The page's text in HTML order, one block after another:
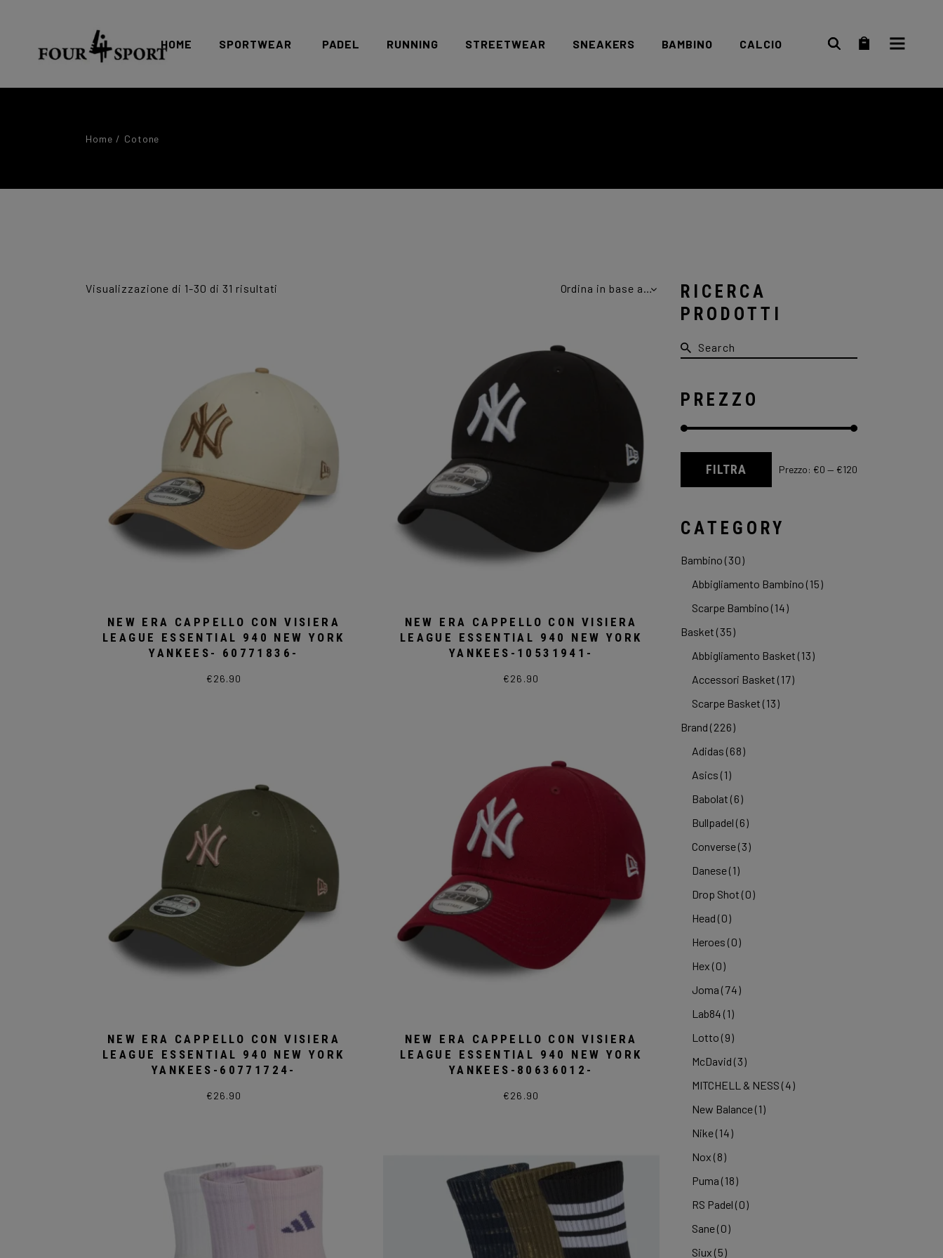
HOME SPORTWEAR PADEL
Accessori
RUNNING STREETWEAR SNEAKERS BAMBINO CALCIO
Home Cotone
Visualizzazione di 1-30 di 31 risultati Ordina in base al più recente
NEW ERA CAPPELLO CON VISIERA
LEAGUE ESSENTIAL 940 NEW YORK
YANKEES- 60771836-
€26.90
NEW ERA CAPPELLO CON VISIERA
LEAGUE ESSENTIAL 940 NEW YORK
YANKEES-10531941-
€26.90
NEW ERA CAPPELLO CON VISIERA
LEAGUE ESSENTIAL 940 NEW YORK
YANKEES-60771724-
€26.90
NEW ERA CAPPELLO CON VISIERA
LEAGUE ESSENTIAL 940 NEW YORK
YANKEES-80636012-
€26.90
RICERCA
PRODOTTI
Search
for:
PREZZO
Prezzo
Min
Prezzo
Max
FILTRA Prezzo: €0 — €120
CATEGORY
Bambino (30)
Abbigliamento Bambino (15)
Scarpe Bambino (14)
Basket (35)
Abbigliamento Basket (13)
Accessori Basket (17)
Scarpe Basket (13)
Brand (226)
Adidas (68)
Asics (1)
Babolat (6)
Bullpadel (6)
Converse (3)
Danese (1)
Drop Shot (0)
Head (0)
Heroes (0)
Hex (0)
Joma (74)
Lab84 (1)
Lotto (9)
McDavid (3)
MITCHELL & NESS (4)
New Balance (1)
Nike (14)
Nox (8)
Puma (18)
RS Padel (0)
Sane (0)
Siux (5)